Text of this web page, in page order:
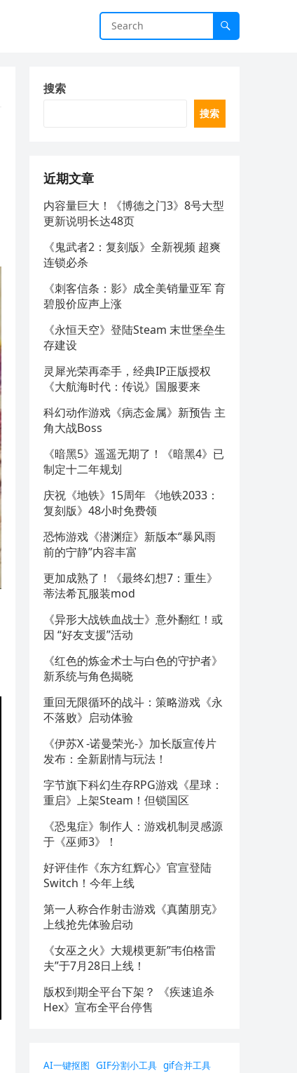
搜索
搜索
近期文章
内容量巨大！《博德之门3》8号大型
更新说明长达48页
《鬼武者2：复刻版》全新视频 超爽
连锁必杀
《刺客信条：影》成全美销量亚军 育
碧股价应声上涨
《永恒天空》登陆Steam 末世堡垒生
存建设
灵犀光荣再牵手，经典IP正版授权
《大航海时代：传说》国服要来
科幻动作游戏《病态金属》新预告 主
角大战Boss
《暗黑5》遥遥无期了！《暗黑4》已
制定十二年规划
庆祝《地铁》15周年 《地铁2033：
复刻版》48小时免费领
恐怖游戏《潜渊症》新版本“暴风雨
前的宁静”内容丰富
更加成熟了！《最终幻想7：重生》
蒂法希瓦服装mod
《异形大战铁血战士》意外翻红！或
因 “好友支援”活动
《红色的炼金术士与白色的守护者》
新系统与角色揭晓
重回无限循环的战斗：策略游戏《永
不落败》启动体验
《伊苏X -诺曼荣光-》加长版宣传片
发布：全新剧情与玩法！
字节旗下科幻生存RPG游戏《星球：
重启》上架Steam！但锁国区
《恐鬼症》制作人：游戏机制灵感源
于《巫师3》！
好评佳作《东方红辉心》官宣登陆
Switch！今年上线
第一人称合作射击游戏《真菌朋克》
上线抢先体验启动
《女巫之火》大规模更新”韦伯格雷
夫”于7月28日上线！
版权到期全平台下架？ 《疾速追杀
Hex》宣布全平台停售
AI一键抠图 GIF分割小工具 gif合并工具